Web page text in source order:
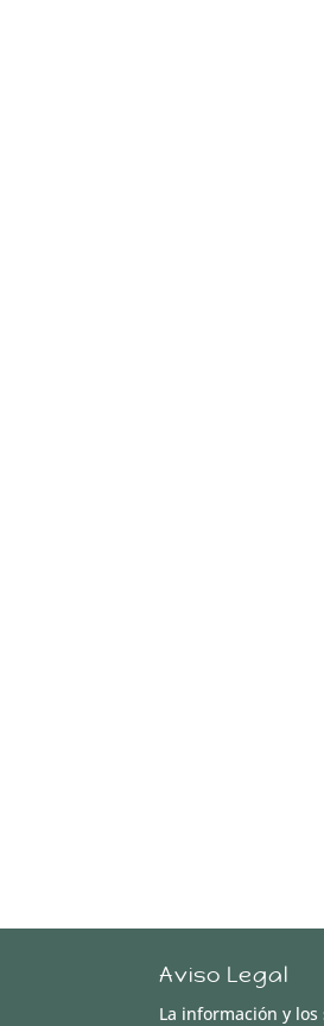
Aviso Legal
La información y